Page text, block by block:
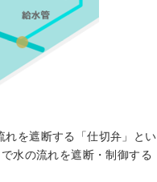
を遮断する「仕切弁」とい
水の流れを遮断・制御する